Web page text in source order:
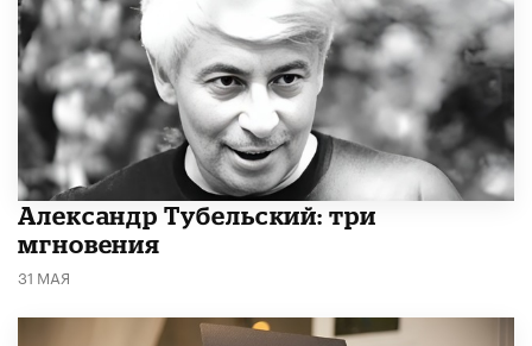
Александр Тубельский: три
мгновения
31 МАЯ